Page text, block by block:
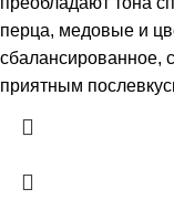
перца, медовые и
сбалансированное,
приятным